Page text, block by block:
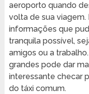
aeroporto quando
volta de sua
informações que
tranquila possível,
amigos ou a
grandes pode dar
interessante checar
do táxi comum.